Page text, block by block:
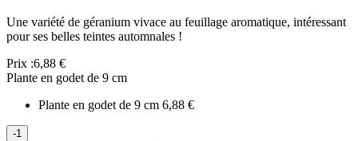
Une variété de géranium vivace au feuillage aromatique, intéressant
pour ses belles teintes automnales !
Prix :6,88 €
Plante en godet de 9 cm
Plante en godet de 9 cm 6,88 €
-1